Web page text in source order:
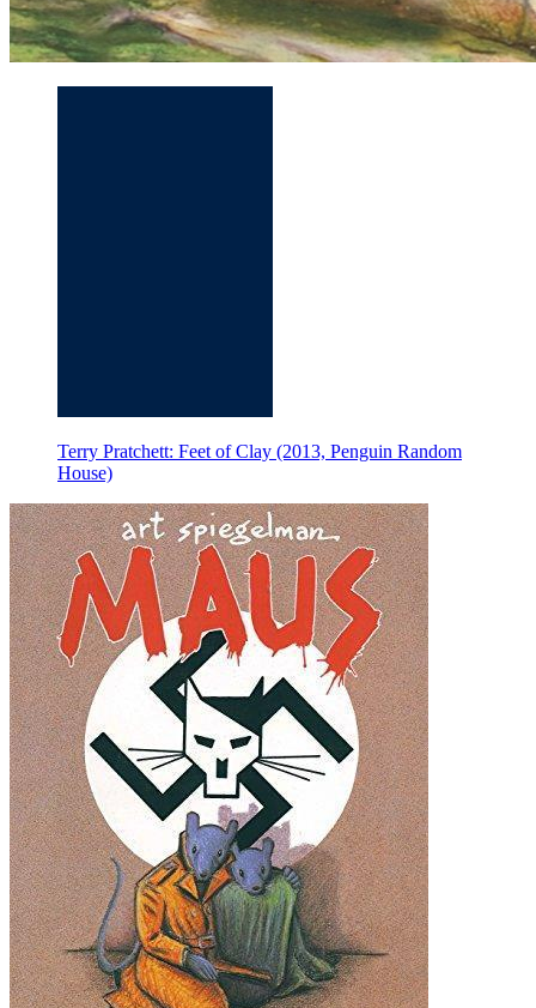
Terry Pratchett: Feet of Clay (2013, Penguin Random
House)